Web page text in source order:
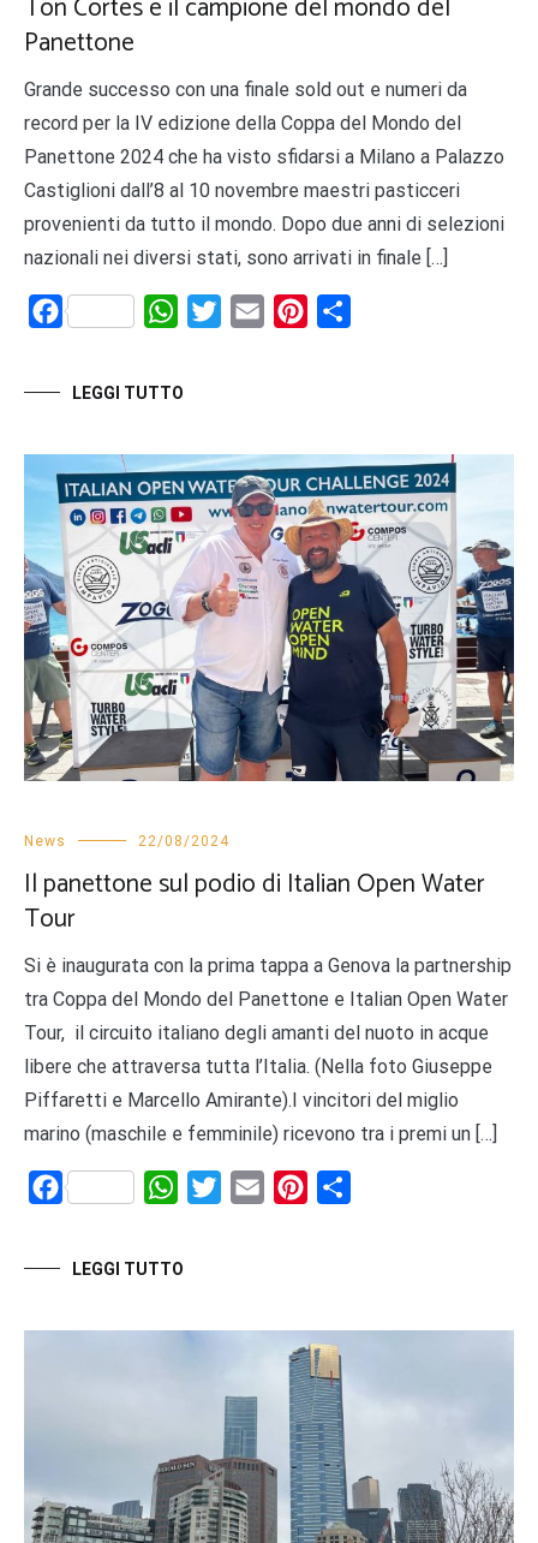
Panettone
Grande successo con una finale sold out e numeri da
record per la IV edizione della Coppa del Mondo del
Panettone 2024 che ha visto sfidarsi a Milano a Palazzo
Castiglioni dall’8 al 10 novembre maestri pasticceri
provenienti da tutto il mondo. Dopo due anni di selezioni
nazionali nei diversi stati, sono arrivati in finale […]
Facebook WhatsAppTwitterEmail Pinterest
LEGGI TUTTO
News 22/08/2024
Il panettone sul podio di Italian Open Water
Tour
Si è inaugurata con la prima tappa a Genova la partnership
tra Coppa del Mondo del Panettone e Italian Open Water
Tour, il circuito italiano degli amanti del nuoto in acque
libere che attraversa tutta l’Italia. (Nella foto Giuseppe
Piffaretti e Marcello Amirante).I vincitori del miglio
marino (maschile e femminile) ricevono tra i premi un […]
Facebook WhatsAppTwitterEmail Pinterest
LEGGI TUTTO